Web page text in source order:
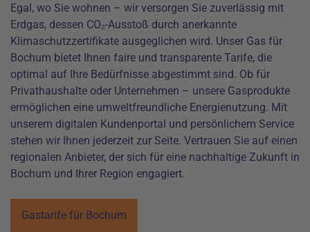
Egal, wo Sie wohnen – wir versorgen Sie zuverlässig mit
Erdgas, dessen CO₂-Ausstoß durch anerkannte
Klimaschutzzertifikate ausgeglichen wird. Unser Gas für
Bochum bietet Ihnen faire und transparente Tarife, die
optimal auf Ihre Bedürfnisse abgestimmt sind. Ob für
Privathaushalte oder Unternehmen – unsere Gasprodukte
ermöglichen eine umweltfreundliche Energienutzung. Mit
unserem digitalen Kundenportal und persönlichem Service
stehen wir Ihnen jederzeit zur Seite. Vertrauen Sie auf einen
regionalen Anbieter, der sich für eine nachhaltige Zukunft in
Bochum und Ihrer Region engagiert.
Gastarife für Bochum